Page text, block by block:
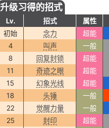
升级习得的招式
Lv. 招式 属性
初始
念力 超能
4
叫声 一般
8
回复封锁 超能
11
奇迹之眼 超能
15
幻象光线 超能
18
头锤 一般
22
觉醒力量 一般
25
封印 超能